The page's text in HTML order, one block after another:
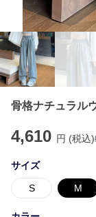
骨格ナチュラル
4,610 円 (税込)
サイズ
S M